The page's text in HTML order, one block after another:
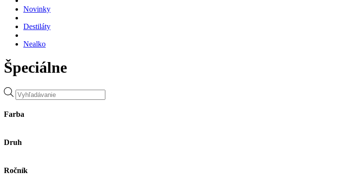
Novinky
Destiláty
Nealko
Špeciálne
Products
search
Farba
Druh
Ročník